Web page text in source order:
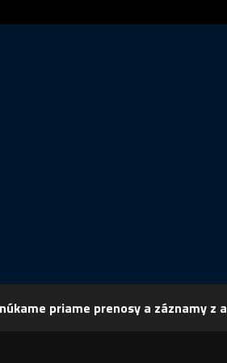
priame prenosy a záznamy z
06.11.2015